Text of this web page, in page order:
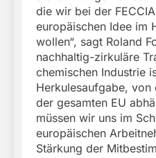
die wir bei der
europäischen Idee im
wollen“, sagt Roland
nachhaltig-zirkuläre
chemischen Industrie
Herkulesaufgabe,
der gesamten EU
müssen wir uns im
europäischen
Stärkung der